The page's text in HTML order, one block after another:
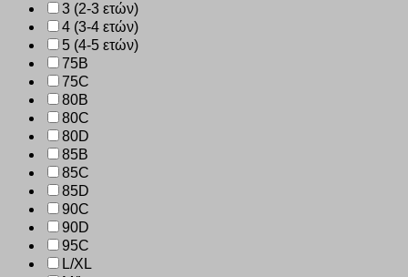
3 (2-3 ετών)
4 (3-4 ετών)
5 (4-5 ετών)
75B
75C
80B
80C
80D
85B
85C
85D
90C
90D
95C
L/XL